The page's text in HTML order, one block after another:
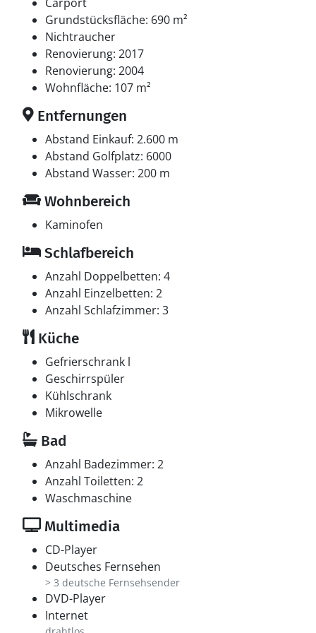
Die Schlafplätze verteilen sich auf 3 Schlafräume. 4
Schlafplätze in Doppelbetten. 2 Schlafplätze in
Einzelbetten. Ferner steht ein Kinderbett zur
Verfügung.
Multimedien
In der Ferienunterkunft gibt es einen Fernseher. DVD-
Player. Stereoanlage. CD-Player. Mindestens 4
dänische Fernsehsender. 1-3 schwedische
Fernsehsender. 1-3 norwegische Fernsehsender.
kabellose Internetverbindung zur Verfügung.
Entspannen Sie sich im Innen-Durchlauf-Whirlpool für
1 Person.
Grundstücksfläche: 690 m²
Nichtraucher
Renovierung: 2017
Renovierung: 2004
Wohnfläche: 107 m²
Entfernungen
Abstand Einkauf: 2.600 m
Abstand Golfplatz: 6000
Abstand Wasser: 200 m
Wohnbereich
Kaminofen
Schlafbereich
Anzahl Doppelbetten: 4
Anzahl Einzelbetten: 2
Anzahl Schlafzimmer: 3
Küche
Gefrierschrank l
Geschirrspüler
Kühlschrank
Mikrowelle
Bad
Anzahl Badezimmer: 2
Anzahl Toiletten: 2
Waschmaschine
Multimedia
CD-Player
Deutsches Fernsehen
> 3 deutsche Fernsehsender
DVD-Player
Internet